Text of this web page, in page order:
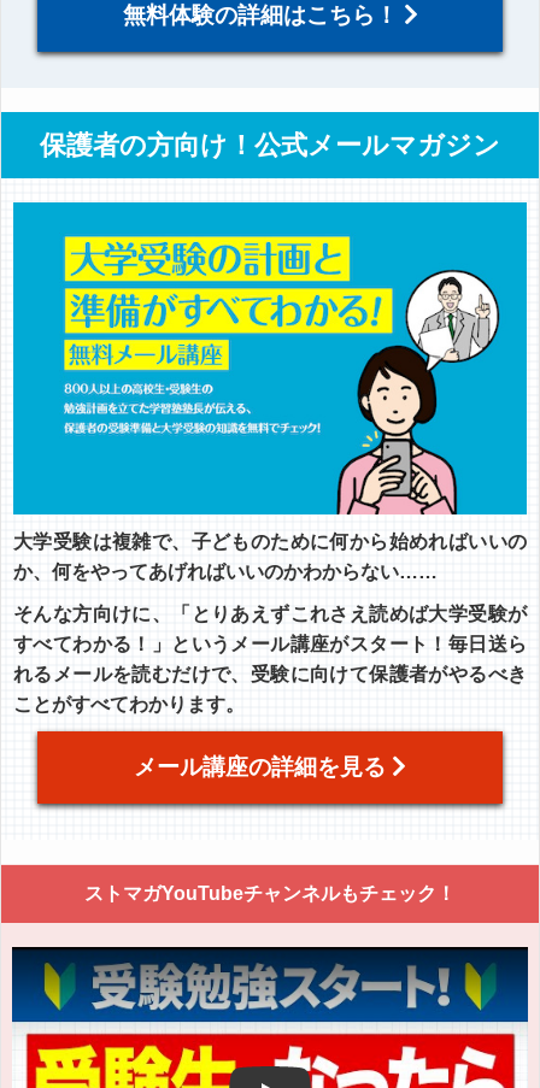
無料体験の詳細はこちら！
保護者の方向け！公式メールマガジン
大学受験は複雑で、子どものために何から始めればいいの
か、何をやってあげればいいのかわからない……
そんな方向けに、「とりあえずこれさえ読めば大学受験が
すべてわかる！」というメール講座がスタート！毎日送ら
れるメールを読むだけで、受験に向けて保護者がやるべき
ことがすべてわかります。
メール講座の詳細を見る
ストマガYouTubeチャンネルもチェック！